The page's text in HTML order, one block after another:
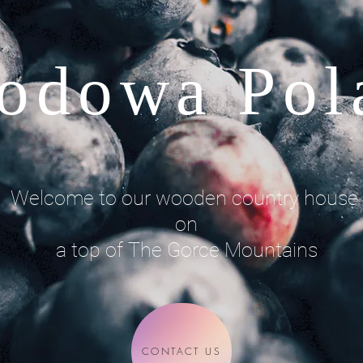
Welcome to our wooden country house
on
a top of The Gorce Mountains
CONTACT US